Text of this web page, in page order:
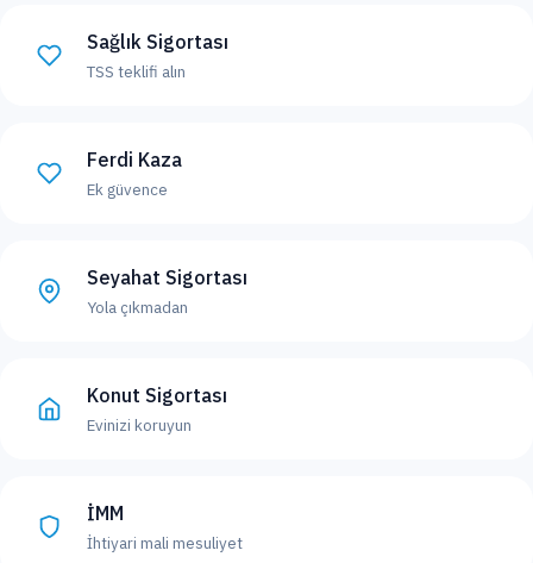
Sağlık Sigortası
TSS teklifi alın
Ferdi Kaza
Ek güvence
Seyahat Sigortası
Yola çıkmadan
Konut Sigortası
Evinizi koruyun
İMM
İhtiyari mali mesuliyet